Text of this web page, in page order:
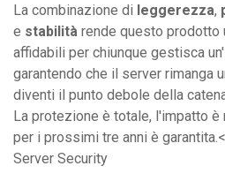
La combinazione di leggerezza,
e stabilità rende questo prodotto
affidabili per chiunque gestisca
garantendo che il server rimanga
diventi il punto debole della
La protezione è totale, l'impatto è
per i prossimi tre anni è
Server Security